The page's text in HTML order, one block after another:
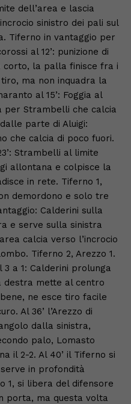
dell’area e lascia
sinistro dei pali sul
Tiferno in vantaggio per
al 12’: punizione di
corto, la palla finisce fra i
ma non inquadra la
al 15’: Foggia al
per Strambelli che calcia
parte di Aluigi:
che calcia di poco fuori.
Strambelli al limite
allontana e colpisce la
in rete. Tiferno 1,
demordono e solo tre
Calderini sulla
e serve sulla sinistra
calcia verso l’incrocio
Tiferno 2, Arezzo 1.
3 a 1: Calderini prolunga
destra mette al centro
ne esce tiro facile
Al 36’ l’Arezzo di
dalla sinistra,
palo, Lomasto
il 2-2. Al 40’ il Tiferno si
in profondità
1, si libera del difensore
porta, ma questa volta